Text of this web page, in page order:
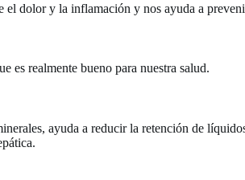
el dolor y la inflamación y nos ayuda a
es realmente bueno para nuestra salud.
ayuda a reducir la retención de